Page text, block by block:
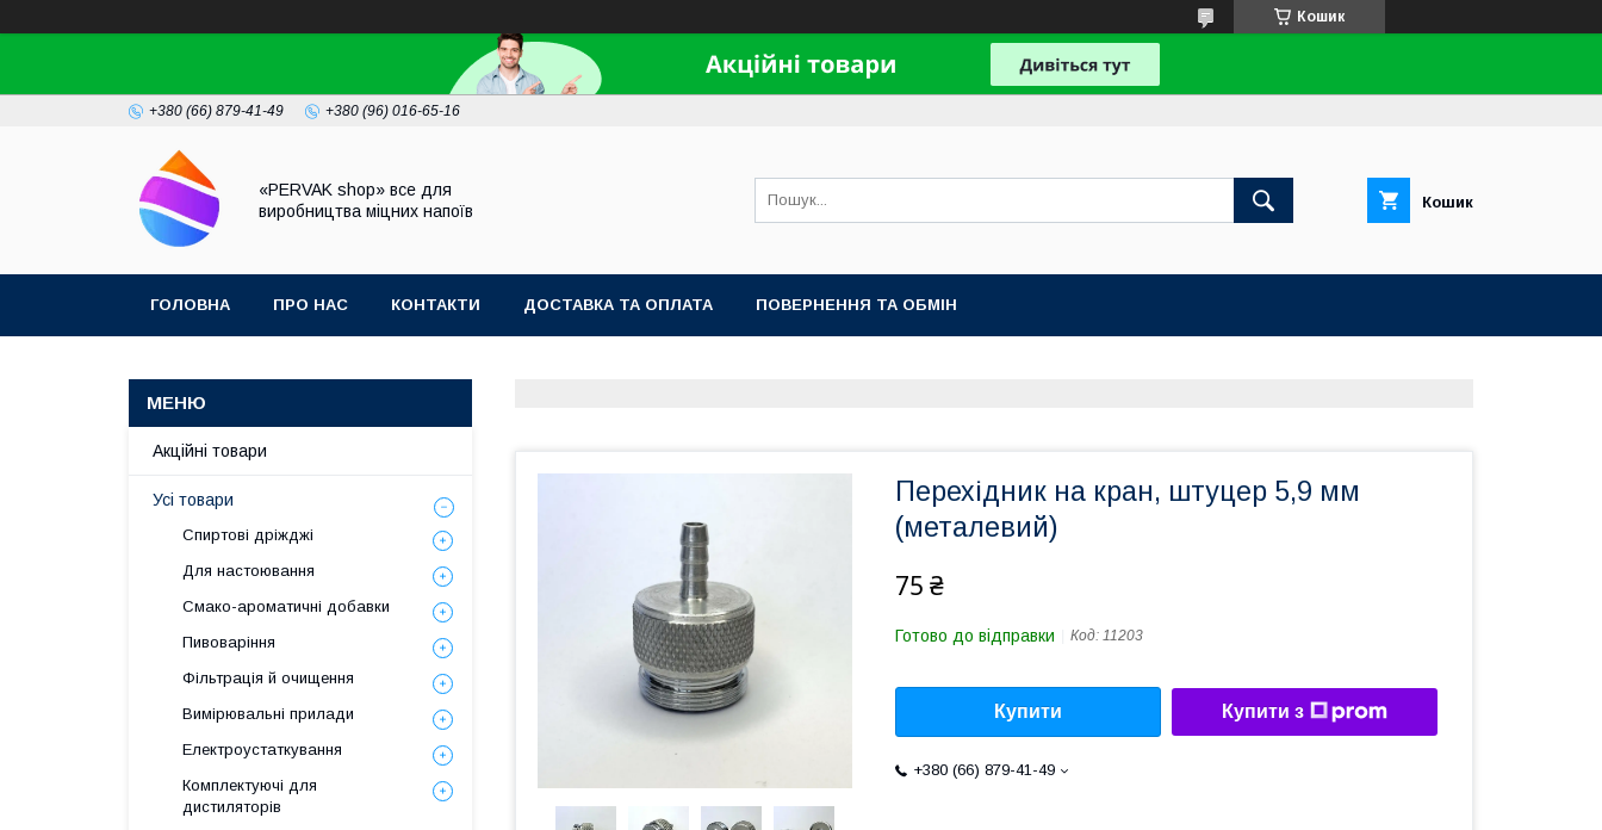
Кошик
+380 (66) 879-41-49 +380 (96) 016-65-16
«PERVAK shop» все для
виробництва міцних напоїв
Кошик
ГОЛОВНА ПРО НАС КОНТАКТИ ДОСТАВКА ТА ОПЛАТА ПОВЕРНЕННЯ ТА ОБМІН
Перехідник на кран, штуцер 5,9 мм
(металевий)
75 ₴
Готово до відправки Код: 11203
Купити Купити з
+380 (66) 879-41-49
Акційні товари
Усі товари
Спиртові дріжджі
Для настоювання
Смако-ароматичні добавки
Пивоваріння
Фільтрація й очищення
Вимірювальні прилади
Електроустаткування
Комплектуючі для
дистиляторів